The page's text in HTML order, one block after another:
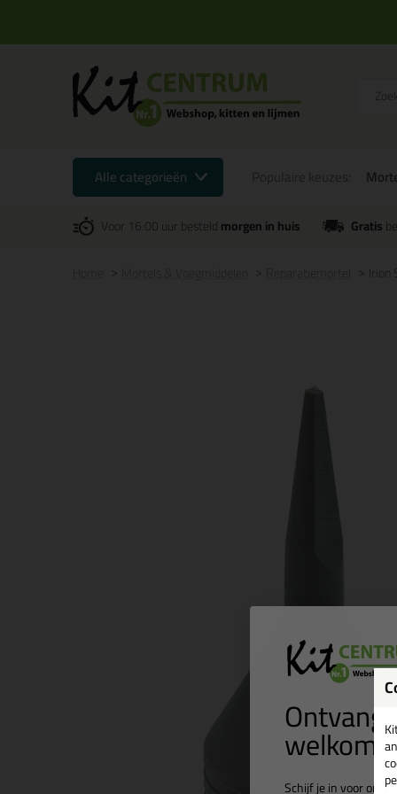
Alle categorieën
Voor 16:00 uur besteldmorgen in huis Gratis
Ontvang
Schijf je in voor